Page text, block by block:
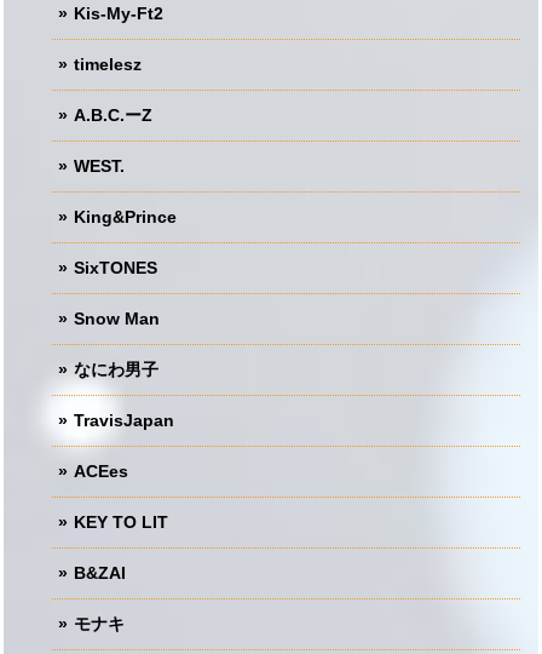
Kis-My-Ft2
timelesz
A.B.C.ーZ
WEST.
King&Prince
SixTONES
Snow Man
なにわ男子
TravisJapan
ACEes
KEY TO LIT
B&ZAI
モナキ